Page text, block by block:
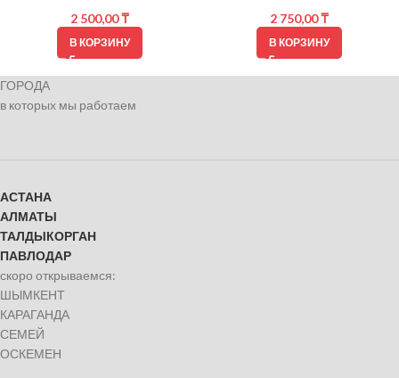
2 500,00₸
В КОРЗИНУ
2 750,00₸
В КОРЗИНУ
ГОРОДА
в которых мы работаем
АСТАНА
АЛМАТЫ
ТАЛДЫКОРГАН
ПАВЛОДАР
скоро открываемся:
ШЫМКЕНТ
КАРАГАНДА
СЕМЕЙ
ОСКЕМЕН